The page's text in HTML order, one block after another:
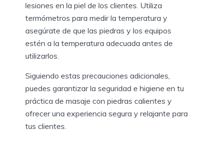
lesiones en la piel de los clientes. Utiliza
termómetros para medir la temperatura y
asegúrate de que las piedras y los equipos
estén a la temperatura adecuada antes de
utilizarlos.
Siguiendo estas precauciones adicionales,
puedes garantizar la seguridad e higiene en tu
práctica de masaje con piedras calientes y
ofrecer una experiencia segura y relajante para
tus clientes.